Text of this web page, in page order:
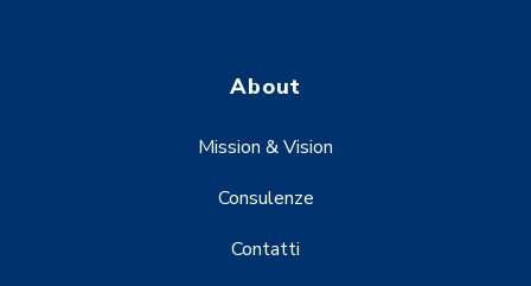
About
Mission & Vision
Consulenze
Contatti